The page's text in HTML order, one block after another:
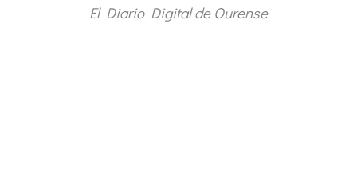
El Diario Digital de Ourense